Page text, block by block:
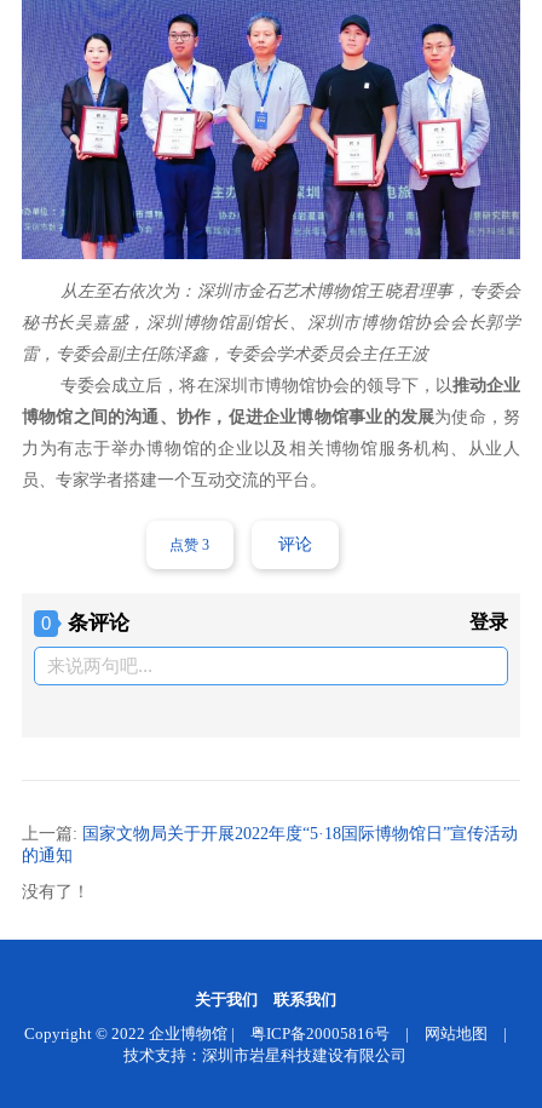
从左至右依次为：深圳市金石艺术博物馆王晓君理事，专委会
秘书长吴嘉盛，深圳博物馆副馆长、深圳市博物馆协会会长郭学
雷，专委会副主任陈泽鑫，专委会学术委员会主任王波
专委会成立后，将在深圳市博物馆协会的领导下，以推动企业
博物馆之间的沟通、协作，促进企业博物馆事业的发展为使命，努
力为有志于举办博物馆的企业以及相关博物馆服务机构、从业人
员、专家学者搭建一个互动交流的平台。
点赞3 评论
0 条评论 登录
来说两句吧...
上一篇: 国家文物局关于开展2022年度“5·18国际博物馆日”宣传活动
的通知
没有了！
关于我们
联系我们
Copyright © 2022 企业博物馆| 粤ICP备20005816号| 网站地图 |
技术支持：深圳市岩星科技建设有限公司